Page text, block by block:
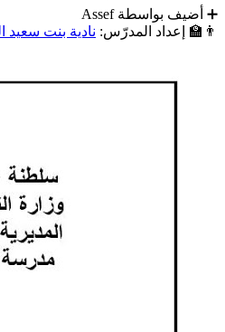
➕ أضيف بواسطة Assef
👨‍🏫
إعداد المدرّس: نادية بنت سعيد